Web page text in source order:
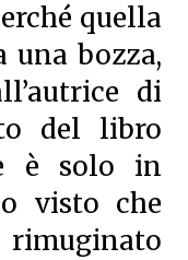
quella
una bozza,
di
del libro
è solo in
visto che